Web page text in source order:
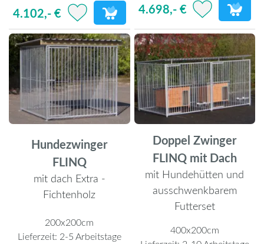
4.102,- € 4.698,- €
Hundezwinger
FLINQ
mit dach Extra -
Fichtenholz
200x200cm
Lieferzeit: 2-5 Arbeitstage
Doppel Zwinger
FLINQ mit Dach
mit Hundehütten und
ausschwenkbarem
Futterset
400x200cm